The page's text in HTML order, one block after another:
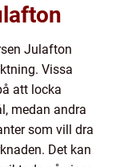
Julafton
Vissa
att locka
medan andra
som vill dra
Det kan